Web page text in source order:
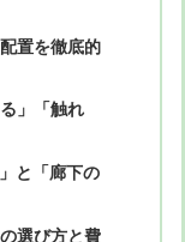
置を徹底的
」「触れ
と「廊下の
選び方と費